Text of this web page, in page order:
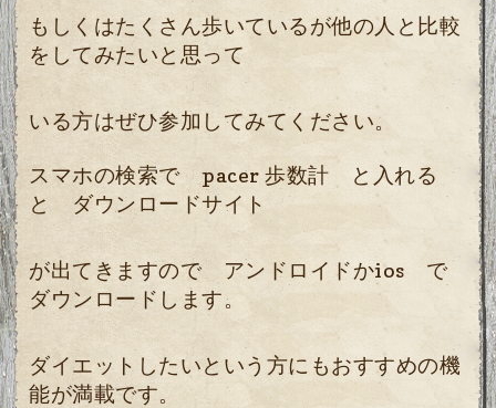
もしくはたくさん歩いているが他の人と比較
をしてみたいと思って
いる方はぜひ参加してみてください。
ス マホの検索で pacer 歩数計 と入れる
と ダウンロードサイト
が出てきますので アンドロイドかios で
ダウンロードします。
ダイエットしたいという方にもおすすめの機
能が満載です。